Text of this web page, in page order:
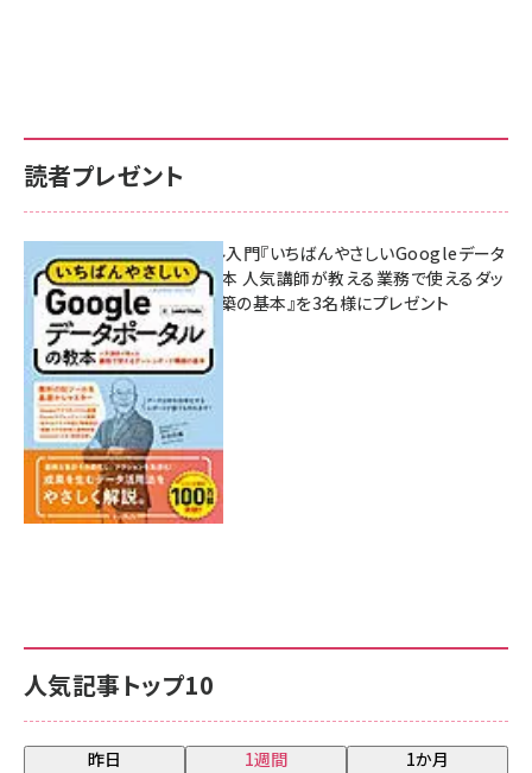
人気記事トップ10
昨日 1週間 1か月
読者プレゼント
無料BIツール入門『いちばんやさしいGoogleデータ
ポータルの教本 人気講師が教える業務で使えるダッ
シュボード構築の基本』を3名様にプレゼント
7月31日 10:00